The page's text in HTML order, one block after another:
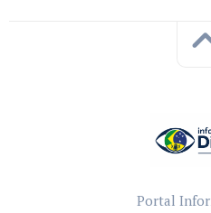
Portal